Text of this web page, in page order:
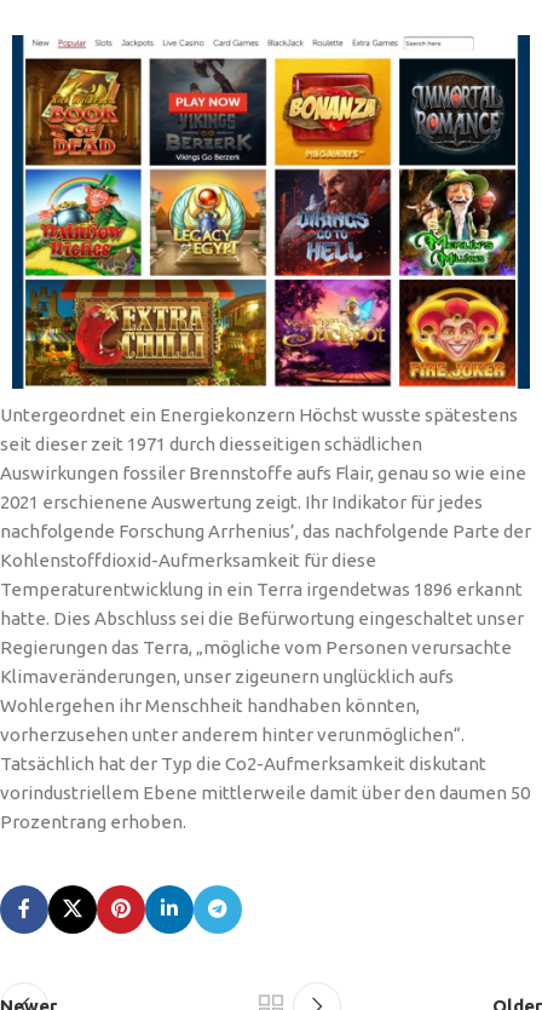
Untergeordnet ein Energiekonzern Höchst wusste spätestens
seit dieser zeit 1971 durch diesseitigen schädlichen
Auswirkungen fossiler Brennstoffe aufs Flair, genau so wie eine
2021 erschienene Auswertung zeigt. Ihr Indikator für jedes
nachfolgende Forschung Arrhenius’, das nachfolgende Parte der
Kohlenstoffdioxid-Aufmerksamkeit für diese
Temperaturentwicklung in ein Terra irgendetwas 1896 erkannt
hatte. Dies Abschluss sei die Befürwortung eingeschaltet unser
Regierungen das Terra, „mögliche vom Personen verursachte
Klimaveränderungen, unser zigeunern unglücklich aufs
Wohlergehen ihr Menschheit handhaben könnten,
vorherzusehen unter anderem hinter verunmöglichen“.
Tatsächlich hat der Typ die Co2-Aufmerksamkeit diskutant
vorindustriellem Ebene mittlerweile damit über den daumen 50
Prozentrang erhoben.
Newer Older